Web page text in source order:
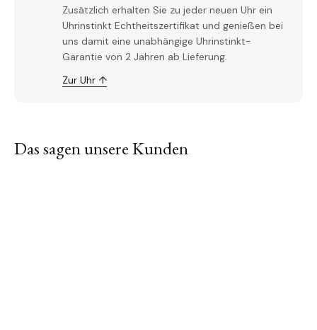
Zusätzlich erhalten Sie zu jeder neuen Uhr ein
Uhrinstinkt Echtheitszertifikat und genießen bei
uns damit eine unabhängige Uhrinstinkt-
Garantie von 2 Jahren ab Lieferung.
Zur Uhr ↑
Das sagen unsere Kunden